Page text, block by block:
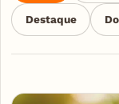
Destaque